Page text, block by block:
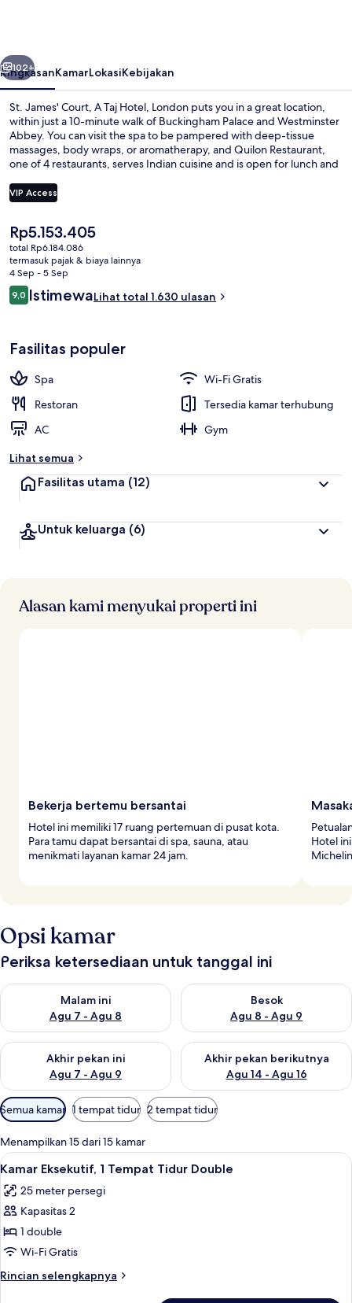
Hotel,
London
Berikutnya
102+
RingkasanKamarLokasiKebijakan
St. James' Court, A Taj Hotel, London puts you in a great location,
within just a 10-minute walk of Buckingham Palace and Westminster
Abbey. You can visit the spa to be pampered with deep-tissue
massages, body wraps, or aromatherapy, and Quilon Restaurant,
one of 4 restaurants, serves Indian cuisine and is open for lunch and
club, and a 24-hour fitness center. Fellow travelers like the central
location for the sightseeing and because it's only a short walk to
minutes and Victoria Underground Station is 8 minutes.
VIP Access
Harga
saat
ini
Rp5.153.405
Rp5.153.405
total Rp6.184.086
termasuk pajak & biaya lainnya
4 Sep - 5 Sep
Ulasan
9,09,0 dari 10
IstimewaLihat total 1.630 ulasan
Fasilitas populer
Spa
Wi-Fi Gratis
Restoran
Tersedia kamar terhubung
AC
Gym
Lihat semua
Fasilitas utama (12)
Untuk keluarga (6)
Alasan kami menyukai properti ini
Bekerja bertemu bersantai
Hotel ini memiliki 17 ruang pertemuan di pusat kota.
Para tamu dapat bersantai di spa, sauna, atau
menikmati layanan kamar 24 jam.
Hotel
Opsi kamar
Periksa ketersediaan untuk tanggal ini
Malam ini
Agu 7 - Agu 8
Periksa ketersediaan untuk malam ini Agu 7 - Agu 8
Besok
Agu 8 - Agu 9
Periksa ketersediaan untuk
Akhir pekan ini
Agu 7 - Agu 9
Periksa ketersediaan untuk akhir pekan ini Agu 7 - Agu 9
Akhir pekan berikutnya
Agu 14 - Agu 16
Periksa ketersediaan untuk
Filter
tersedia
untuk
kamar
Semua kamar 1 tempat tidur 2 tempat tidur
Menampilkan 15 dari 15 kamar
Lihat
semua
foto
untuk
Kamar
Eksekutif,
1
Tempat
Kamar Eksekutif, 1 Tempat Tidur
4
Kamar Eksekutif, 1 Tempat Tidur Double
25 meter persegi
Kapasitas 2
1 double
Wi-Fi Gratis
Rincian selengkapnya
Rincian